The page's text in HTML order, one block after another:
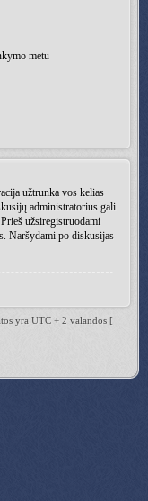
metu
užtrunka vos kelias
administratorius gali
užsiregistruodami
Naršydami po diskusijas
yra UTC + 2 valandos [